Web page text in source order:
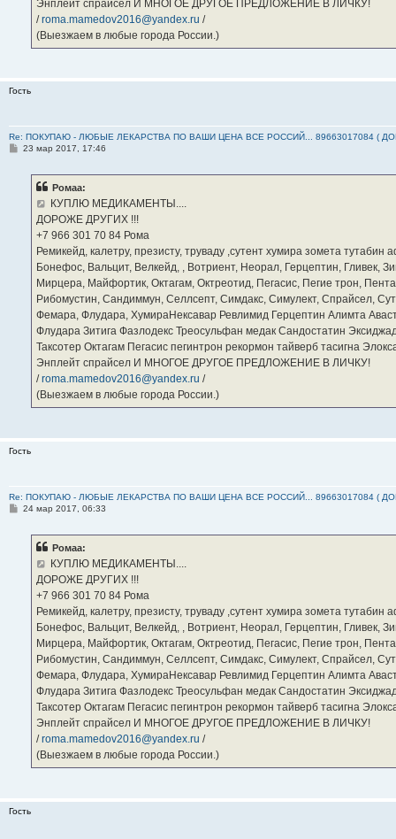
Энплейт спрайсел И МНОГОЕ ДРУГОЕ ПРЕДЛОЖЕНИЕ В ЛИЧКУ!
/roma.mamedov2016@yandex.ru /
(Выезжаем в любые города России.)
Гость
Re: ПОКУПАЮ - ЛЮБЫЕ ЛЕКАРСТВА ПО ВАШИ ЦЕНА ВСЕ РОССИЙ... 89663017084 (
С23 мар 2017, 17:46
Ромаа:
КУПЛЮ МЕДИКАМЕНТЫ....
ДОРОЖЕ ДРУГИХ !!!
‪+7 966 301 70 84‬ Рома
Ремикейд, калетру, презисту, труваду ,сутент хумира зомета
Бонефос, Вальцит, Велкейд, , Вотриент, Неорал, Герцептин, Гливек,
Мирцера, Майфортик, Октагам, Октреотид, Пегасис, Пегие трон,
Рибомустин, Сандиммун, Селлсепт, Симдакс, Симулект, Спрайсел,
Фемара, Флудара, ХумираНексавар Ревлимид Герцептин Алимта
Флудара Зитига Фазлодекс Треосульфан медак Сандостатин
Таксотер Октагам Пегасис пегинтрон рекормон тайверб тасигна
Энплейт спрайсел И МНОГОЕ ДРУГОЕ ПРЕДЛОЖЕНИЕ В ЛИЧКУ!
/roma.mamedov2016@yandex.ru /
(Выезжаем в любые города России.)
Гость
Re: ПОКУПАЮ - ЛЮБЫЕ ЛЕКАРСТВА ПО ВАШИ ЦЕНА ВСЕ РОССИЙ... 89663017084 (
С24 мар 2017, 06:33
Ромаа:
КУПЛЮ МЕДИКАМЕНТЫ....
ДОРОЖЕ ДРУГИХ !!!
‪+7 966 301 70 84‬ Рома
Ремикейд, калетру, презисту, труваду ,сутент хумира зомета
Бонефос, Вальцит, Велкейд, , Вотриент, Неорал, Герцептин, Гливек,
Мирцера, Майфортик, Октагам, Октреотид, Пегасис, Пегие трон,
Рибомустин, Сандиммун, Селлсепт, Симдакс, Симулект, Спрайсел,
Фемара, Флудара, ХумираНексавар Ревлимид Герцептин Алимта
Флудара Зитига Фазлодекс Треосульфан медак Сандостатин
Таксотер Октагам Пегасис пегинтрон рекормон тайверб тасигна
Энплейт спрайсел И МНОГОЕ ДРУГОЕ ПРЕДЛОЖЕНИЕ В ЛИЧКУ!
/roma.mamedov2016@yandex.ru /
(Выезжаем в любые города России.)
Гость